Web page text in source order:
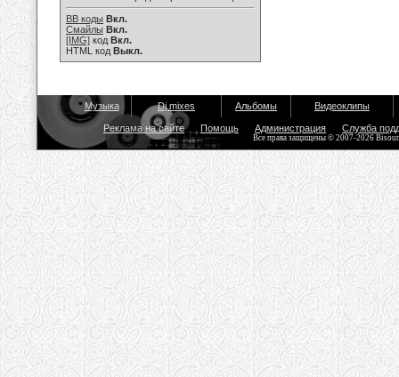
BB коды Вкл.
Смайлы Вкл.
[IMG] код Вкл.
HTML код Выкл.
Музыка Dj mixes Альбомы Видеоклипы
Реклама на сайте Помощь Администрация Служба
Все права защищены © 2007-2026